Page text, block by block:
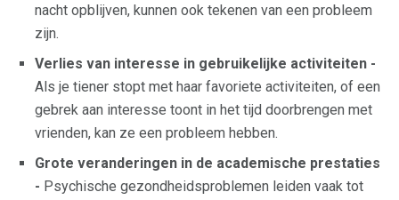
nacht opblijven, kunnen ook tekenen van een probleem
zijn.
Verlies van interesse in gebruikelijke activiteiten -
Als je tiener stopt met haar favoriete activiteiten, of een
gebrek aan interesse toont in het tijd doorbrengen met
vrienden, kan ze een probleem hebben.
Grote veranderingen in de academische prestaties
- Psychische gezondheidsproblemen leiden vaak tot